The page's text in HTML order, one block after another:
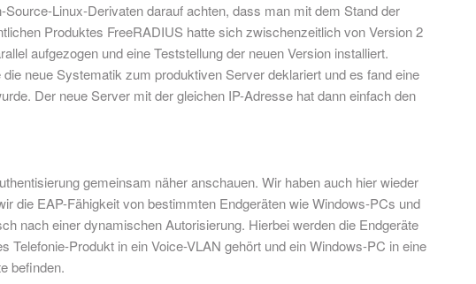
Linux-Derivaten darauf achten, dass man mit dem Stand der
Produktes FreeRADIUS hatte sich zwischenzeitlich von Version 2
aufgezogen und eine Teststellung der neuen Version installiert.
neue Systematik zum produktiven Server deklariert und es fand eine
Der neue Server mit der gleichen IP-Adresse hat dann einfach den
gemeinsam näher anschauen. Wir haben auch hier wieder
die EAP-Fähigkeit von bestimmten Endgeräten wie Windows-PCs und
nach einer dynamischen Autorisierung. Hierbei werden die Endgeräte
Produkt in ein Voice-VLAN gehört und ein Windows-PC in eine
befinden.